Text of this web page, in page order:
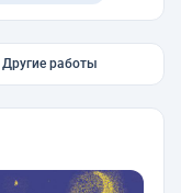
Другие работы